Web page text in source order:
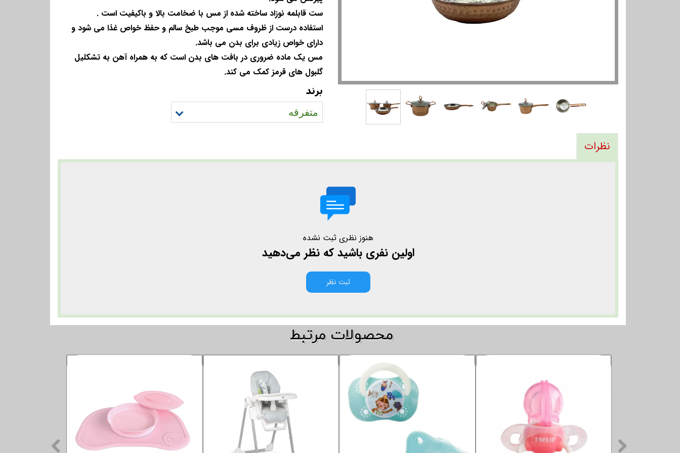
ست قابلمه نوزاد ساخته شده از مس با ضخامت بالا و باکیفیت است .
استفاده درست از ظروف مسی موجب طبخ سالم و حفظ خواص غذا می شود و
دارای خواص زیادی برای بدن می باشد.
مس یک ماده ضروری در بافت های بدن است که به همراه آهن به تشکلیل
گلبول های قرمز کمک می کند.
برند
متفرقه
نظرات
هنوز نظری ثبت نشده
اولین نفری باشید که نظر می‌دهید
ثبت نظر
​​محصولات مرتبط